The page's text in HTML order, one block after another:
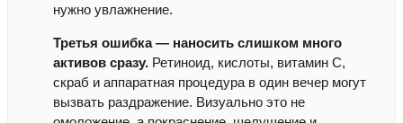
нужно увлажнение.
Третья ошибка — наносить слишком много
активов сразу. Ретиноид, кислоты, витамин C,
скраб и аппаратная процедура в один вечер могут
вызвать раздражение. Визуально это не